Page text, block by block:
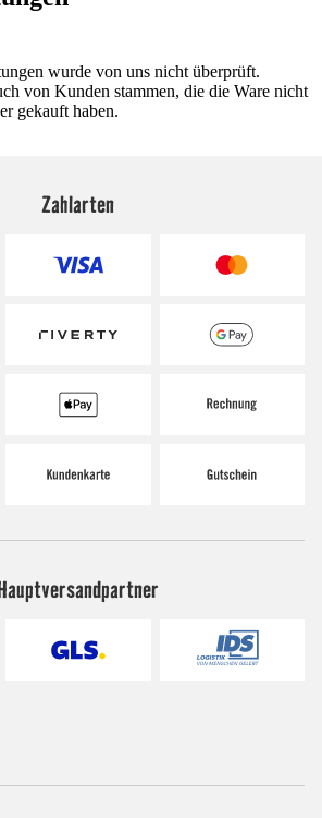
wurde von uns nicht überprüft.
von Kunden stammen, die die Ware nicht
gekauft haben.
Zahlarten